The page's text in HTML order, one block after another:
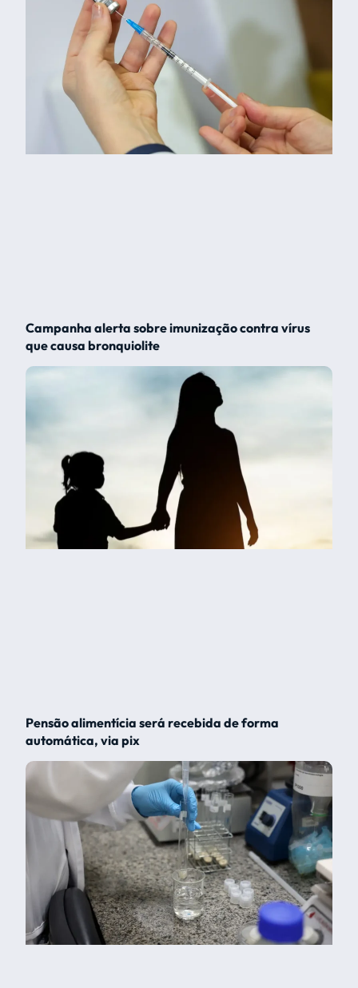
Campanha alerta sobre imunização contra vírus
que causa bronquiolite
Pensão alimentícia será recebida de forma
automática, via pix